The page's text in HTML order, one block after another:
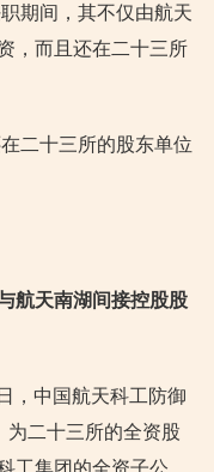
期间，其不仅由航天
，而且还在二十三所
二十三所的股东单位
航天南湖间接控股股
，中国航天科工防御
为二十三所的全资股
工集团的全资子公